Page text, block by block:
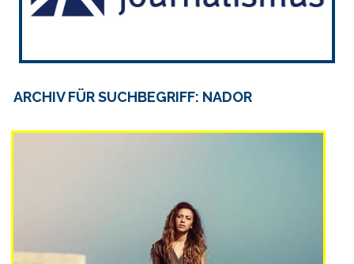
ARCHIV FÜR SUCHBEGRIFF: NADOR